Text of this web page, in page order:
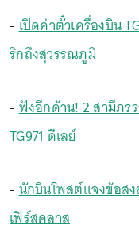
-เปิดค่าตั๋วเครื่องบิน
ริกถึงสุวรรณภูมิ
-ฟังอีกด้าน! 2 สามีภร
TG971 ดีเลย์
-นักบินโพสต์แจงข้อส
เฟิร์สคลาส